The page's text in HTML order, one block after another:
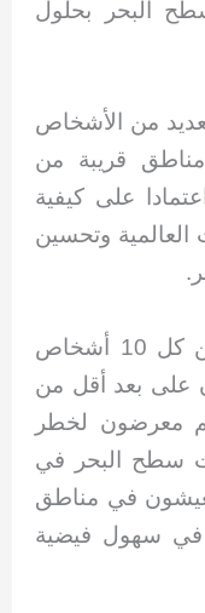
البحر بحلول
من الأشخاص
قريبة من
على كيفية
العالمية وتحسين
وذكرت دراسات سابقة أن 4 من كل 10 أشخاص
على بعد أقل من
معرضون لخطر
سطح البحر في
منهم يعيشون في مناطق
و200 مليون في سهول فيضية